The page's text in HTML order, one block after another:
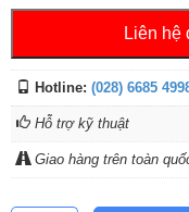
Liên hệ
Hotline: (028) 6685
Hỗ trợ kỹ thuật
Giao hàng trên toàn